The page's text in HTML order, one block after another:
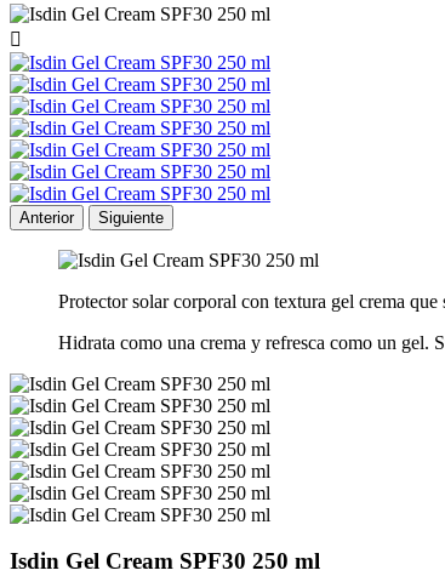

Anterior Siguiente
Protector solar corporal con textura gel crema que
Hidrata como una crema y refresca como un gel.
Isdin Gel Cream SPF30 250 ml